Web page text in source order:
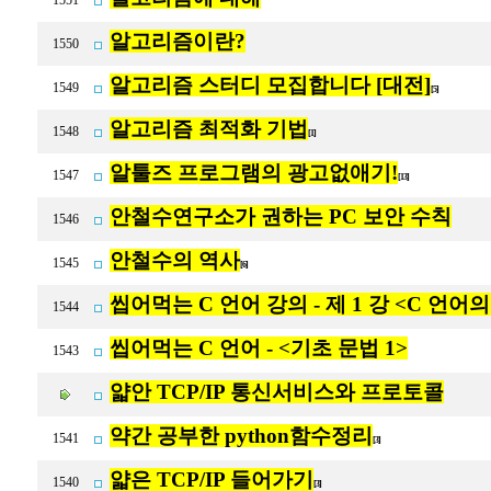
1550 알고리즘이란?
1549 알고리즘 스터디 모집합니다 [대전] [5]
1548 알고리즘 최적화 기법 [1]
1547 알툴즈 프로그램의 광고없애기! [13]
1546 안철수연구소가 권하는 PC 보안 수칙
1545 안철수의 역사[6]
1544 씹어먹는 C 언어 강의 - 제 1 강 <C 언어
1543 씹어먹는 C 언어 - <기초 문법 1>
얇안 TCP/IP 통신서비스와 프로토콜
1541 약간 공부한 python함수정리 [3]
1540 얇은 TCP/IP 들어가기 [3]